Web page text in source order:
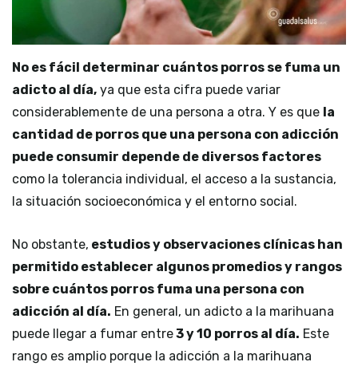
No es fácil determinar cuántos porros se fuma un
adicto al día, ya que esta cifra puede variar
considerablemente de una persona a otra. Y es que la
cantidad de porros que una persona con adicción
puede consumir depende de diversos factores
como la tolerancia individual, el acceso a la sustancia,
la situación socioeconómica y el entorno social.
No obstante, estudios y observaciones clínicas han
permitido establecer algunos promedios y rangos
sobre cuántos porros fuma una persona con
adicción al día. En general, un adicto a la marihuana
puede llegar a fumar entre3 y 10 porros al día. Este
rango es amplio porque la adicción a la marihuana